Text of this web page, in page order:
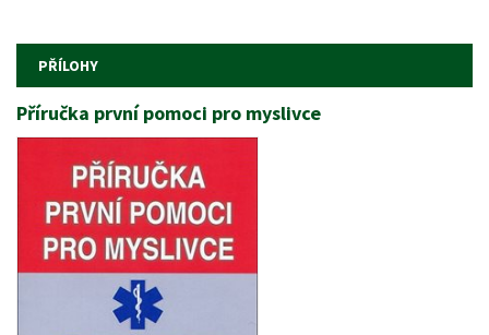
PŘÍLOHY
Příručka první pomoci pro myslivce